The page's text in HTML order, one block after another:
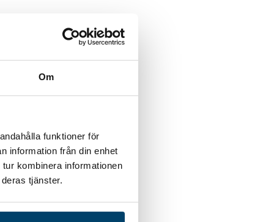
Om
funktioner för
information från din enhet
kombinera informationen
tjänster.